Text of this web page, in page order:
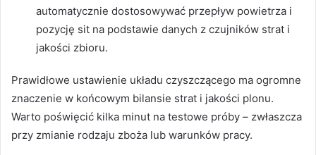
automatycznie dostosowywać przepływ powietrza i
pozycję sit na podstawie danych z czujników strat i
jakości zbioru.
Prawidłowe ustawienie układu czyszczącego ma ogromne
znaczenie w końcowym bilansie strat i jakości plonu.
Warto poświęcić kilka minut na testowe próby – zwłaszcza
przy zmianie rodzaju zboża lub warunków pracy.